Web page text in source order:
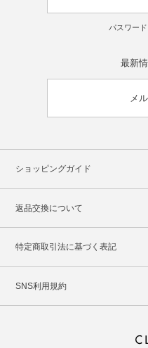
パスワー
最新
メ
ショッピングガイド
返品交換について
特定商取引法に基づく表記
SNS利用規約